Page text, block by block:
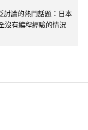
討論的熱門話題：日本
沒有編程經驗的情況